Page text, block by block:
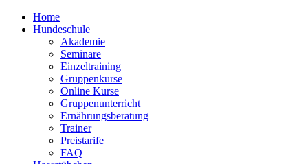
Home
Hundeschule
Akademie
Seminare
Einzeltraining
Gruppenkurse
Online Kurse
Gruppenunterricht
Ernährungsberatung
Trainer
Preistarife
FAQ